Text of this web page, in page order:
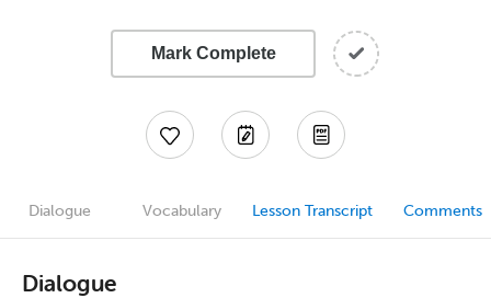
Mark Complete
Dialogue Vocabulary Lesson Transcript Comments
Dialogue